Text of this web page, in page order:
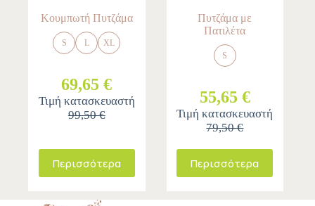
Κουμπωτή Πυτζάμα
S L XL
69,65 €
Τιμή κατασκευαστή
99,50 €
Περισσότερα
Πυτζάμα με
Πατιλέτα
S
55,65 €
Τιμή κατασκευαστή
79,50 €
Περισσότερα